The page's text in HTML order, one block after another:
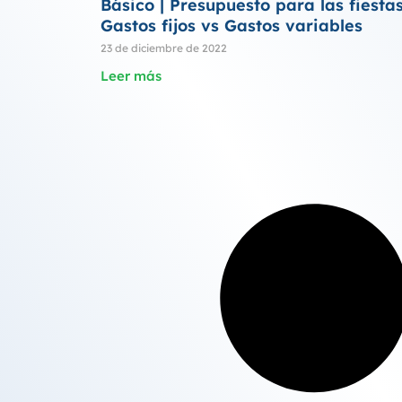
Básico | Presupuesto para las
Gastos fijos vs Gastos variables
23 de diciembre de 2022
Leer más